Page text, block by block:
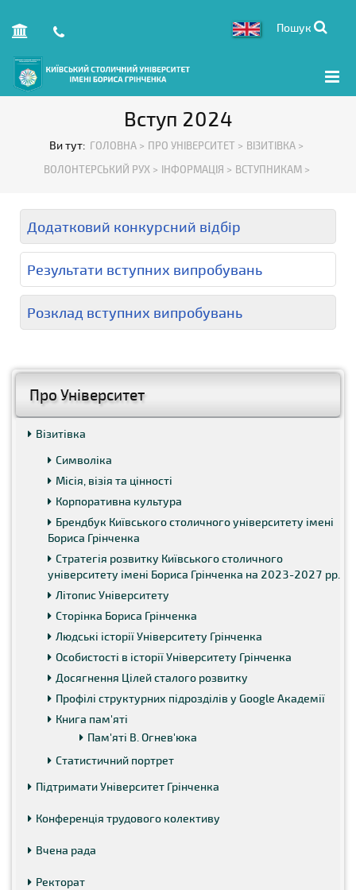
Пошук
Вступ 2024
Ви тут: ГОЛОВНА > ПРО УНІВЕРСИТЕТ > ВІЗИТІВКА >
ВОЛОНТЕРСЬКИЙ РУХ > ІНФОРМАЦІЯ > ВСТУПНИКАМ >
Про Університет
Візитівка
Символіка
Місія, візія та цінності
Корпоративна культура
Брендбук Київського столичного університету імені
Бориса Грінченка
Стратегія розвитку Київського столичного
університету імені Бориса Грінченка на 2023-2027 рр.
Літопис Університету
Сторінка Бориса Грінченка
Людські історії Університету Грінченка
Особистості в історії Університету Грінченка
Досягнення Цілей сталого розвитку
Профілі структурних підрозділів у Google Академії
Книга пам'яті
Пам'яті В. Огнев'юка
Статистичний портрет
Підтримати Університет Грінченка
Конференція трудового колективу
Вчена рада
Ректорат
Додатковий конкурсний відбір
Результати вступних випробувань
Розклад вступних випробувань